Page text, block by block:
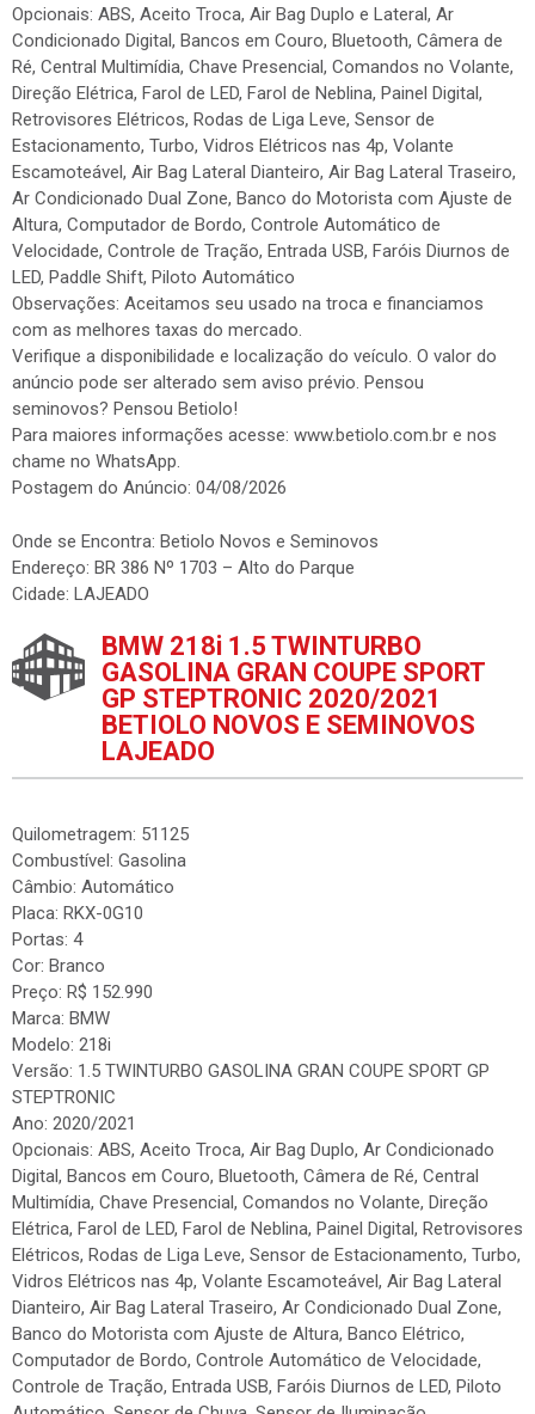
Opcionais: ABS, Aceito Troca, Air Bag Duplo e Lateral, Ar
Condicionado Digital, Bancos em Couro, Bluetooth, Câmera de
Ré, Central Multimídia, Chave Presencial, Comandos no Volante,
Direção Elétrica, Farol de LED, Farol de Neblina, Painel Digital,
Retrovisores Elétricos, Rodas de Liga Leve, Sensor de
Estacionamento, Turbo, Vidros Elétricos nas 4p, Volante
Escamoteável, Air Bag Lateral Dianteiro, Air Bag Lateral Traseiro,
Ar Condicionado Dual Zone, Banco do Motorista com Ajuste de
Altura, Computador de Bordo, Controle Automático de
Velocidade, Controle de Tração, Entrada USB, Faróis Diurnos de
LED, Paddle Shift, Piloto Automático
Observações: Aceitamos seu usado na troca e financiamos
com as melhores taxas do mercado.
Verifique a disponibilidade e localização do veículo. O valor do
anúncio pode ser alterado sem aviso prévio. Pensou
seminovos? Pensou Betiolo!
Para maiores informações acesse: www.betiolo.com.br e nos
chame no WhatsApp.
Postagem do Anúncio: 04/08/2026
Onde se Encontra: Betiolo Novos e Seminovos
Endereço: BR 386 Nº 1703 – Alto do Parque
Cidade: LAJEADO
BMW 218i 1.5 TWINTURBO
GASOLINA GRAN COUPE SPORT
GP STEPTRONIC 2020/2021
BETIOLO NOVOS E SEMINOVOS
LAJEADO
Quilometragem: 51125
Combustível: Gasolina
Câmbio: Automático
Placa: RKX-0G10
Portas: 4
Cor: Branco
Preço: R$ 152.990
Marca: BMW
Modelo: 218i
Versão: 1.5 TWINTURBO GASOLINA GRAN COUPE SPORT GP
STEPTRONIC
Ano: 2020/2021
Opcionais: ABS, Aceito Troca, Air Bag Duplo, Ar Condicionado
Digital, Bancos em Couro, Bluetooth, Câmera de Ré, Central
Multimídia, Chave Presencial, Comandos no Volante, Direção
Elétrica, Farol de LED, Farol de Neblina, Painel Digital, Retrovisores
Elétricos, Rodas de Liga Leve, Sensor de Estacionamento, Turbo,
Vidros Elétricos nas 4p, Volante Escamoteável, Air Bag Lateral
Dianteiro, Air Bag Lateral Traseiro, Ar Condicionado Dual Zone,
Banco do Motorista com Ajuste de Altura, Banco Elétrico,
Computador de Bordo, Controle Automático de Velocidade,
Controle de Tração, Entrada USB, Faróis Diurnos de LED, Piloto